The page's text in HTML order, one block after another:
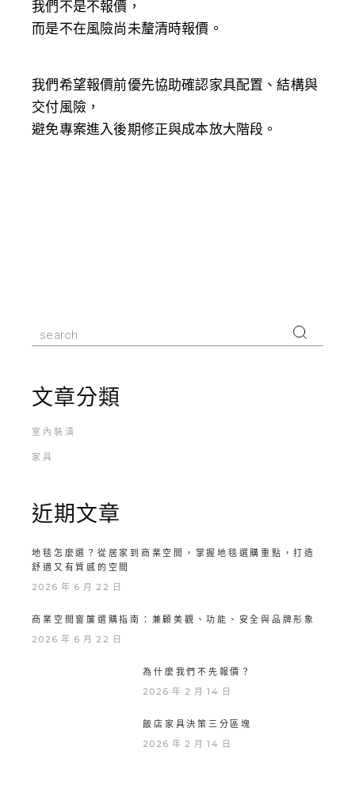
我們不是不報價，
而是不在風險尚未釐清時報價。
我們希望報價前優先協助確認家具配置、結構與
交付風險，
避免專案進入後期修正與成本放大階段。
文章分類
室內裝潢
家具
近期文章
地毯怎麼選？從居家到商業空間，掌握地毯選購重點，打造
舒適又有質感的空間
2026 年 6 月 22 日
商業空間窗簾選購指南：兼顧美觀、功能、安全與品牌形象
2026 年 6 月 22 日
為什麼我們不先報價？
2026 年 2 月 14 日
飯店家具決策三分區塊
2026 年 2 月 14 日